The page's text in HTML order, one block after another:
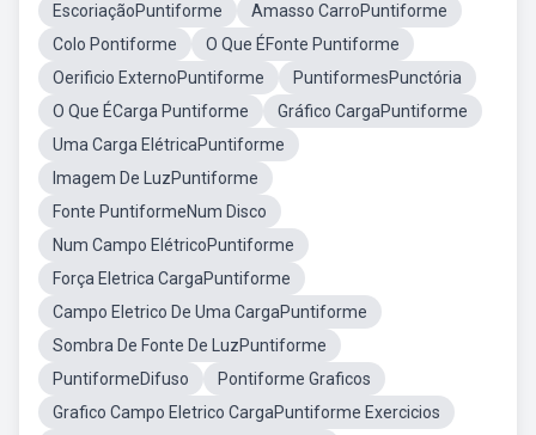
EscoriaçãoPuntiforme
Amasso CarroPuntiforme
Colo Pontiforme
O Que ÉFonte Puntiforme
Oerificio ExternoPuntiforme
PuntiformesPunctória
O Que ÉCarga Puntiforme
Gráfico CargaPuntiforme
Uma Carga ElétricaPuntiforme
Imagem De LuzPuntiforme
Fonte PuntiformeNum Disco
Num Campo ElétricoPuntiforme
Força Eletrica CargaPuntiforme
Campo Eletrico De Uma CargaPuntiforme
Sombra De Fonte De LuzPuntiforme
PuntiformeDifuso
Pontiforme Graficos
Grafico Campo Eletrico CargaPuntiforme Exercicios